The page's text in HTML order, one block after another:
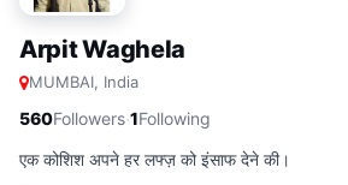
Arpit Waghela
MUMBAI, India
560Followers·1Following
एक कोशिश अपने हर लफ्ज़ को इंसाफ देने की।